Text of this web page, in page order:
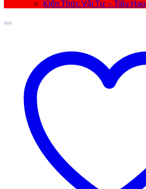
Kiến Thức Vật Tư – Tiêu Hao